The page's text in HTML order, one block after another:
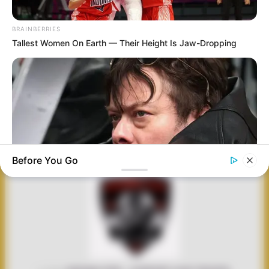
TRUK-MILITER
DAN PROPAGANDA:
MENAKAR
REALITAS TAKTIS
DI BALIK VIDEO
VIRAL TRUK EMALS
PRINDAPAN! INDIA
GANDENG AM
GENERAL PASOK
SPH MARG 155MM
UNTUK US ARMY
THE DEFENDER
LION KING: SIRINE
NUKLIR MOBILE
RAKSASA MILIK
CINA, TANDINGAN
MODERN
CHRYSLER BIG RED
AS
BRAINBERRIES
Tallest Women On Earth — Their Height Is Jaw-Dropping
Meet The 6 Legendary Child Actors Who Became Real Life
Before You Go